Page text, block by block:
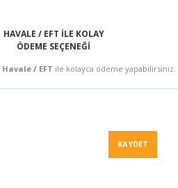
HAVALE / EFT İLE KOLAY
ÖDEME SEÇENEĞİ
Havale / EFT ile kolayca ödeme yapabilirsiniz.
KAYDET